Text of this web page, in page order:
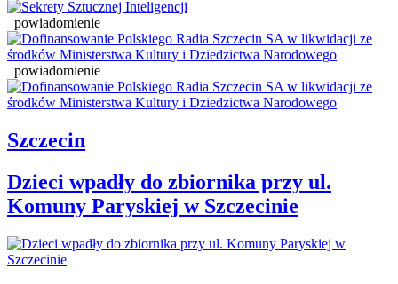
powiadomienie
powiadomienie
Szczecin
Dzieci wpadły do zbiornika przy ul.
Komuny Paryskiej w Szczecinie